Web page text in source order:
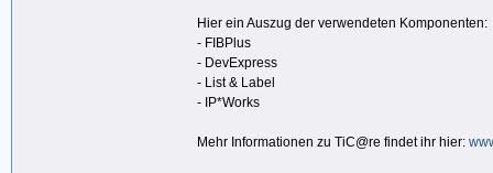
Hier ein Auszug der verwendeten Komponenten:
- FIBPlus
- DevExpress
- List & Label
- IP*Works
Mehr Informationen zu TiC@re findet ihr hier: